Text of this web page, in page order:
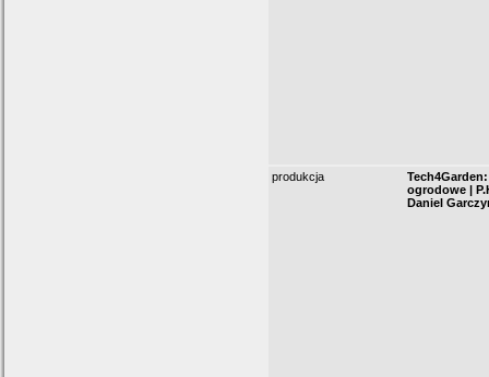
produkcja
ogrodowe |
Daniel